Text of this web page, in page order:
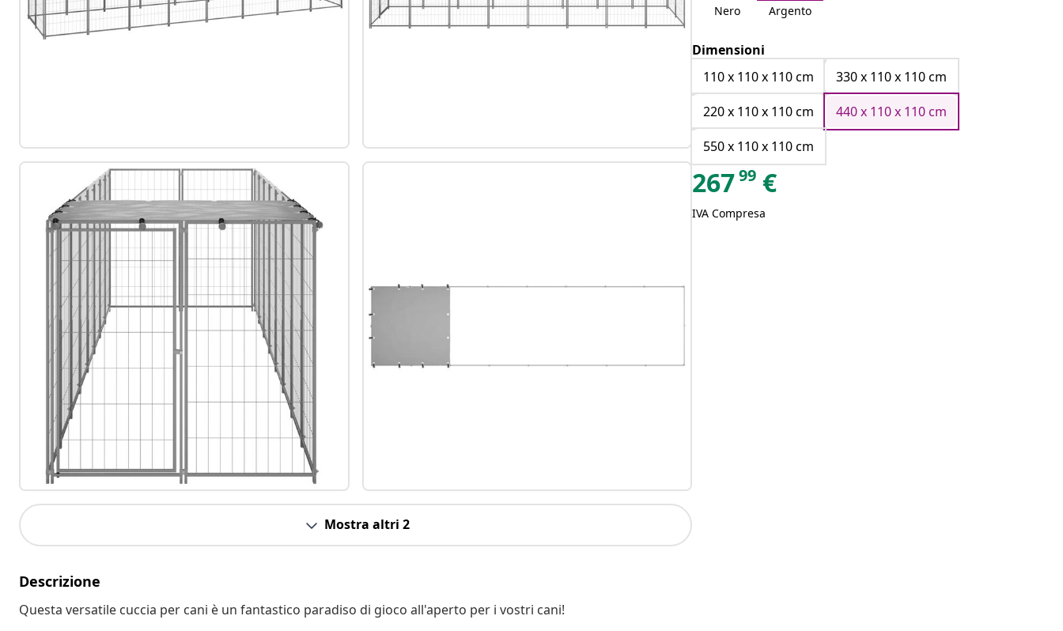
Mostra altri 2
Descrizione
Questa versatile cuccia per cani è un fantastico paradiso di gioco all'aperto per i vostri cani!
Nero Argento
Dimensioni
110 x 110 x 110 cm
330 x 110 x 110 cm
220 x 110 x 110 cm
440 x 110 x 110 cm
550 x 110 x 110 cm
26799 €
IVA Compresa